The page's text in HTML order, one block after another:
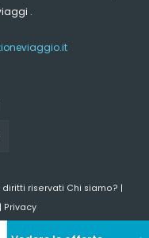
.
diritti riservati Chi siamo? |
| Privacy